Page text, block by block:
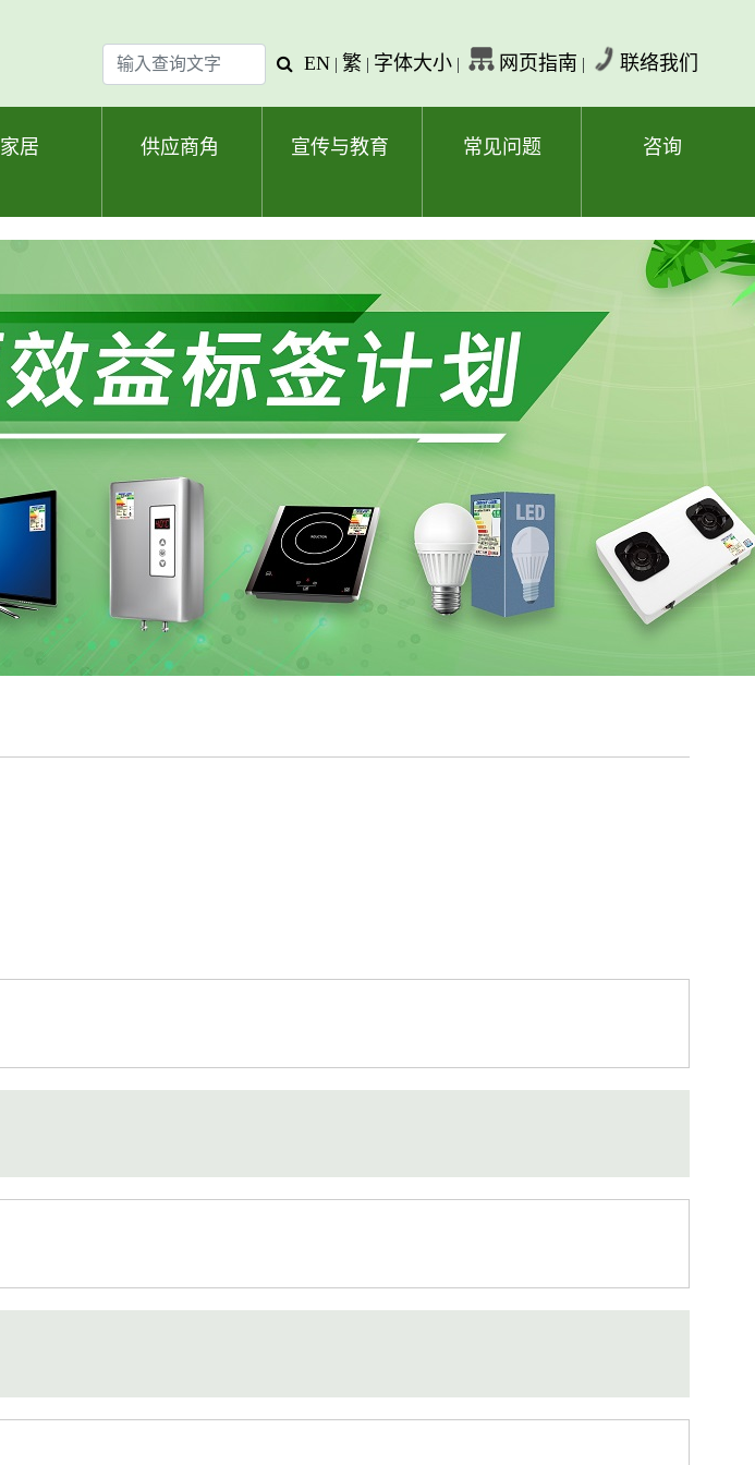
输
入
查
查
字
EN | 繁 | 字体大小 | 网页指南 | 联络我们
家居 供应商角 宣传与教育 常见问题 咨询